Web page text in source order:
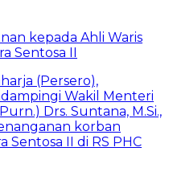
kepada Ahli Waris
Sentosa II